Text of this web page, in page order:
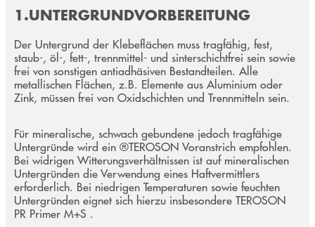
1.UNTERGRUNDVORBEREITUNG
Der Untergrund der Klebeflächen muss tragfähig, fest,
staub-, öl-, fett-, trennmittel- und sinterschichtfrei sein sowie
frei von sonstigen antiadhäsiven Bestandteilen. Alle
metallischen Flächen, z.B. Elemente aus Aluminium oder
Zink, müssen frei von Oxidschichten und Trennmitteln sein.
Für mineralische, schwach gebundene jedoch tragfähige
Untergründe wird ein ®TEROSON Voranstrich empfohlen.
Bei widrigen Witterungsverhältnissen ist auf mineralischen
Untergründen die Verwendung eines Haftvermittlers
erforderlich. Bei niedrigen Temperaturen sowie feuchten
Untergründen eignet sich hierzu insbesondere TEROSON
PR Primer M+S .